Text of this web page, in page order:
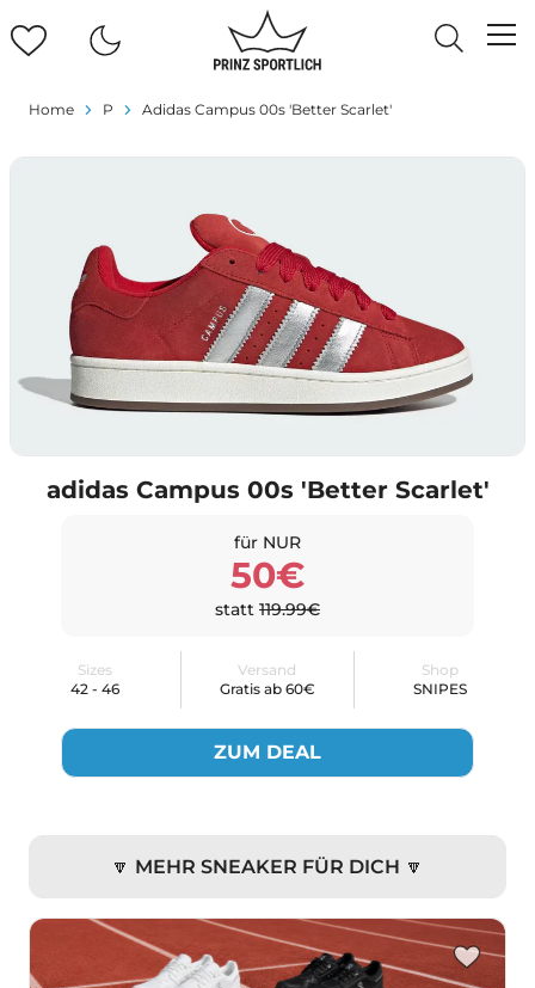
Home P Adidas Campus 00s 'Better Scarlet'
adidas Campus 00s 'Better Scarlet'
für NUR
50€
statt 119.99€
Sizes
42 - 46
Versand
Gratis ab 60€
Shop
SNIPES
ZUM DEAL
🔽 MEHR SNEAKER FÜR DICH 🔽